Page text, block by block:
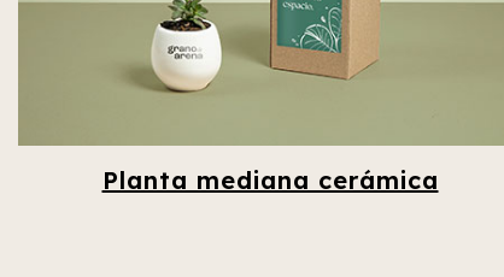
Planta mediana cerámica